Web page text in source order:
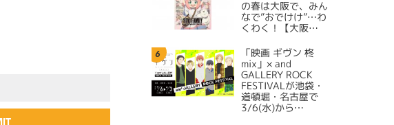
の春は大阪で、みん
なで”おでけけ”…わ
くわく！【大阪…
6
「映画 ギヴン 柊
mix」× and
GALLERY ROCK
FESTIVALが池袋・
道頓堀・名古屋で
3/6(水)から…